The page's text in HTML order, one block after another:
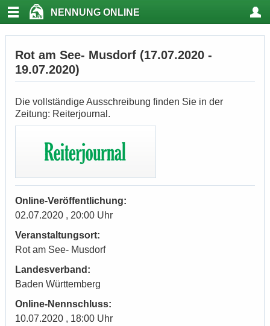
NENNUNG ONLINE
Rot am See- Musdorf (17.07.2020 -
19.07.2020)
Die vollständige Ausschreibung finden Sie in der
Zeitung: Reiterjournal.
Online-Veröffentlichung:
02.07.2020 , 20:00 Uhr
Veranstaltungsort:
Rot am See- Musdorf
Landesverband:
Baden Württemberg
Online-Nennschluss:
10.07.2020 , 18:00 Uhr